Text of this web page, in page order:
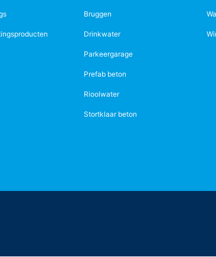
Bruggen
Drinkwater
Parkeergarage
Prefab beton
Rioolwater
Stortklaar beton